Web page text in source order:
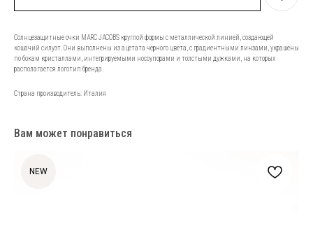
Солнцезащитные очки MARC JACOBS круглой формы с металлической линией, создающей
кошачий силуэт. Они выполнены из ацетата черного цвета, с градиентными линзами, украшены
по бокам кристаллами, интегрируемыми носоупорами и толстыми дужками, на которых
располагается логотип бренда.
Страна производитель: Италия
Вам может понравиться
NEW